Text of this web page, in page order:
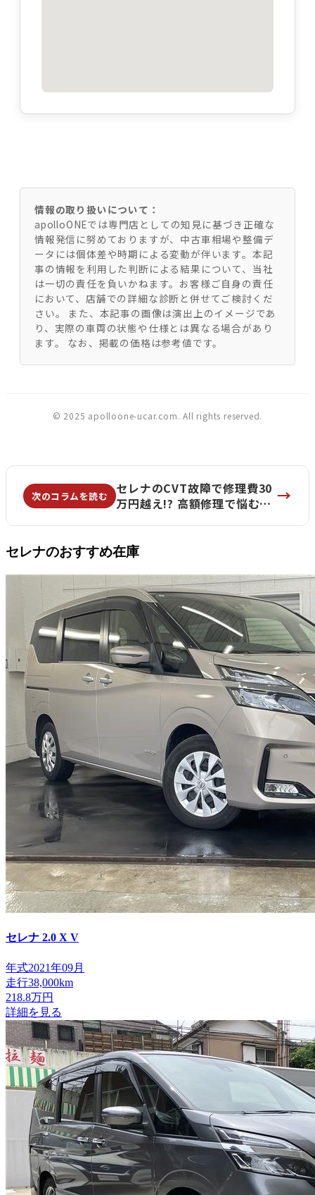
情報の取り扱いについて：
apolloONEでは専門店としての知見に基づき正確な
情報発信に努めておりますが、中古車相場や整備デ
ータには個体差や時期による変動が伴います。本記
事の情報を利用した判断による結果について、当社
は一切の責任を負いかねます。お客様ご自身の責任
において、店舗での詳細な診断と併せてご検討くだ
さい。 また、本記事の画像は演出上のイメージであ
り、実際の車両の状態や仕様とは異なる場合があり
ます。 なお、掲載の価格は参考値です。
© 2025 apolloone-ucar.com. All rights reserved.
次のコラムを読む
セレナのCVT故障で修理費30
万円越え!? 高額修理で悩む前
apolloONE横浜六ッ川店 U-
→
セレナのおすすめ在庫
セレナ 2.0 X V
年式2021年09月
走行38,000km
218.8万円
詳細を見る